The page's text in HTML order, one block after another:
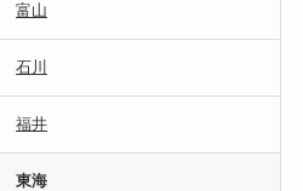
富山
石川
福井
東海